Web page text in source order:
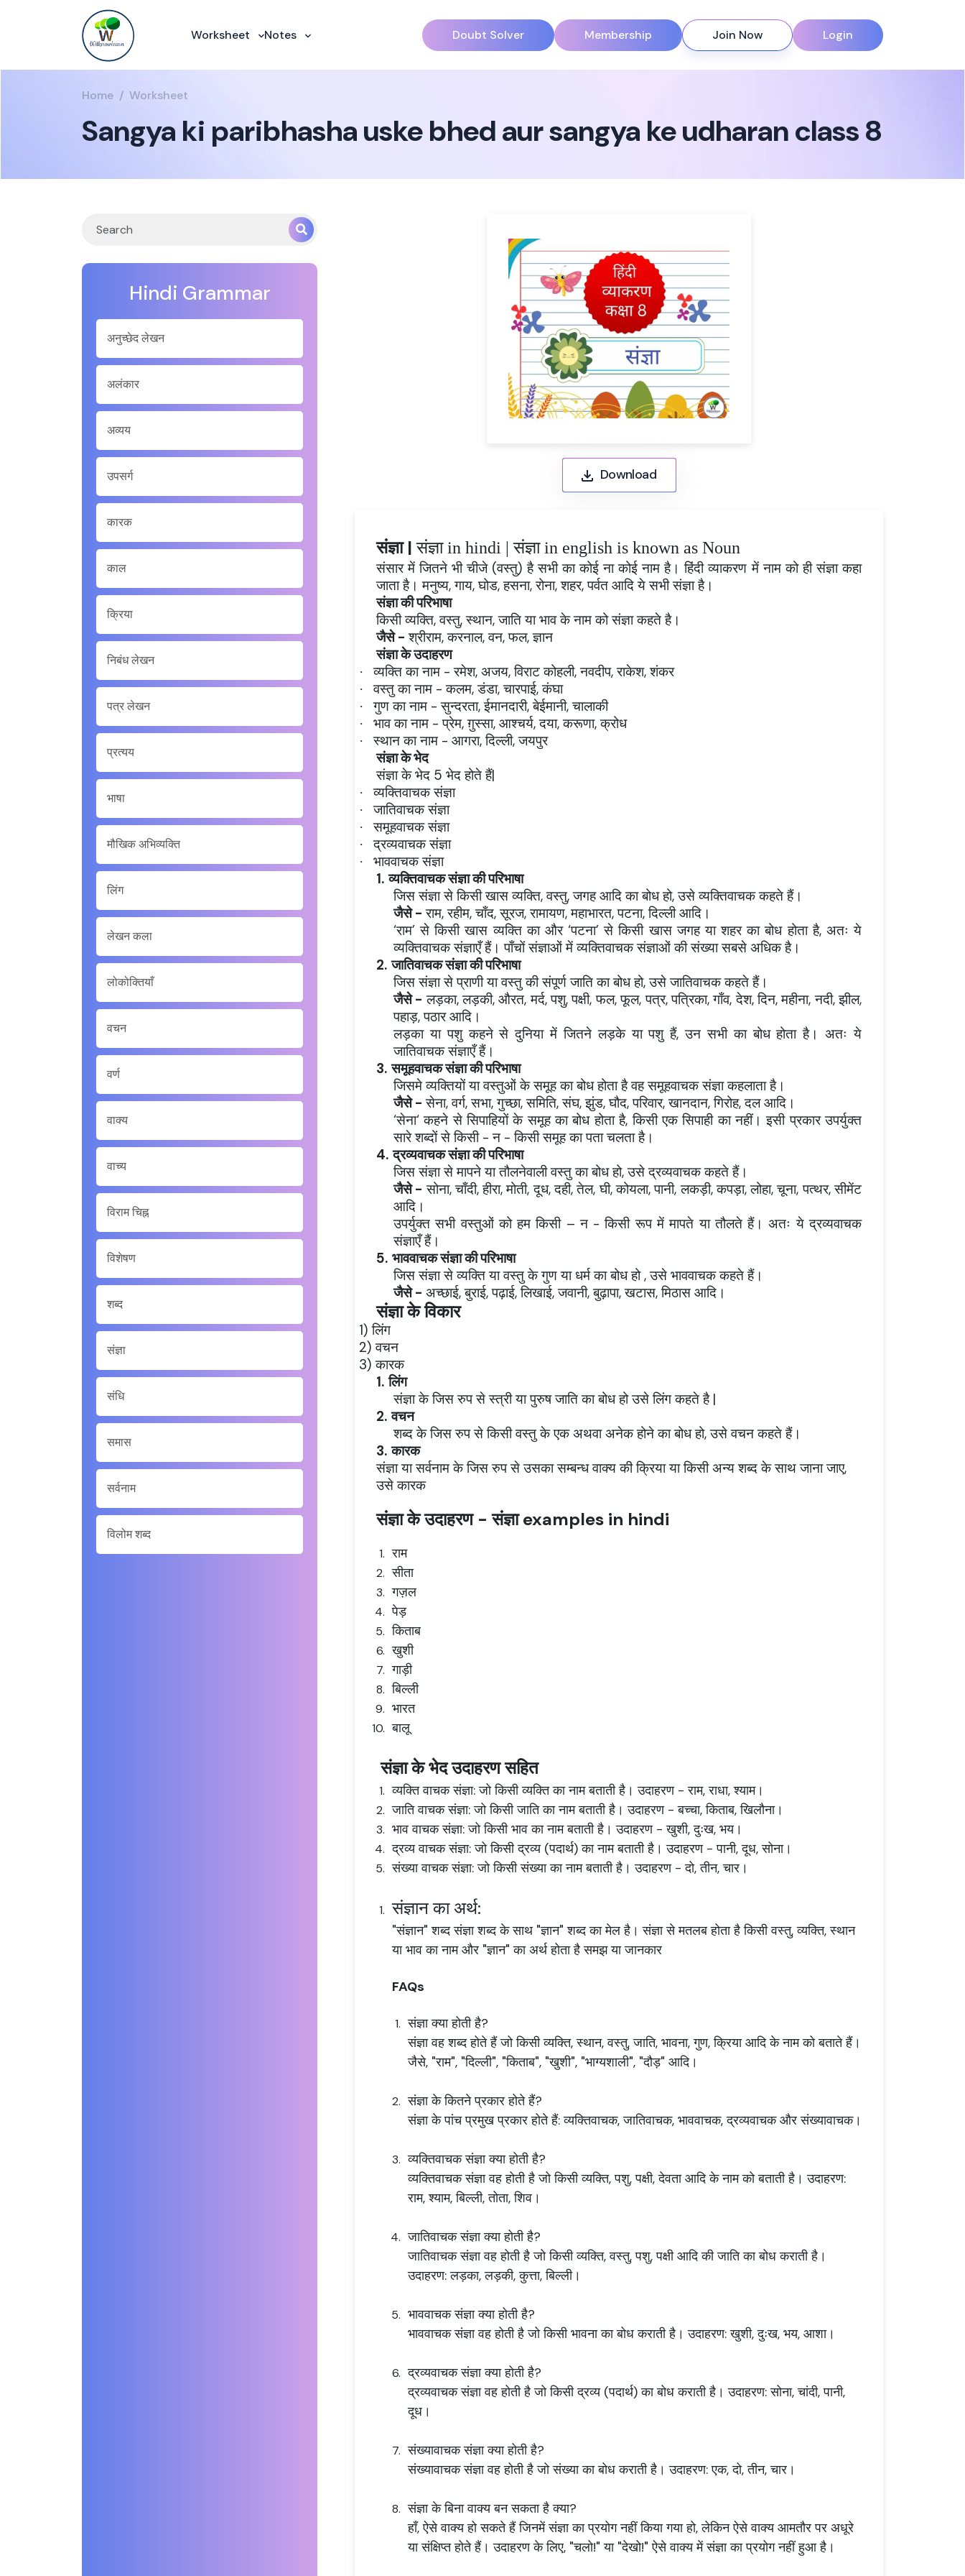
Worksheet Notes Doubt Solver Membership Join Now Login
Home Worksheet
Sangya ki paribhasha uske bhed aur sangya ke udharan class 8
Hindi Grammar
अनुच्छेद लेखन
अलंकार
अव्यय
उपसर्ग
कारक
काल
क्रिया
निबंध लेखन
पत्र लेखन
प्रत्यय
भाषा
मौखिक अभिव्यक्ति
लिंग
लेखन कला
लोकोक्तियाँ
वचन
वर्ण
वाक्य
वाच्य
विराम चिह्न
विशेषण
शब्द
संज्ञा
संधि
समास
सर्वनाम
विलोम शब्द
Download
संज्ञा |संज्ञा in hindi |संज्ञा in english is known as Noun
संसार में जितने भी चीजे (वस्तु) है सभी का कोई ना कोई नाम है। हिंदी व्याकरण में नाम को ही संज्ञा कहा
जाता है। मनुष्य, गाय, घोड, हसना, रोना, शहर, पर्वत आदि ये सभी संज्ञा है।
संज्ञा की परिभाषा
किसी व्यक्ति, वस्तु, स्थान, जाति या भाव के नाम को संज्ञा कहते है।
जैसे - श्रीराम, करनाल, वन, फल, ज्ञान
संज्ञा के उदाहरण
· व्यक्ति का नाम - रमेश, अजय, विराट कोहली, नवदीप, राकेश, शंकर
· वस्तु का नाम - कलम, डंडा, चारपाई, कंघा
· गुण का नाम - सुन्दरता, ईमानदारी, बेईमानी, चालाकी
· भाव का नाम - प्रेम, ग़ुस्सा, आश्चर्य, दया, करूणा, क्रोध
·
स्थान का नाम - आगरा, दिल्ली, जयपुर
संज्ञा के भेद
संज्ञा के भेद 5 भेद होते हैं|
· व्यक्तिवाचक संज्ञा
· जातिवाचक संज्ञा
· समूहवाचक संज्ञा
· द्रव्यवाचक संज्ञा
·
भाववाचक संज्ञा
1. व्यक्तिवाचक संज्ञा की परिभाषा
जिस संज्ञा से किसी खास व्यक्ति, वस्तु, जगह आदि का बोध हो, उसे व्यक्तिवाचक कहते हैं।
जैसे - राम, रहीम, चाँद, सूरज, रामायण, महाभारत, पटना, दिल्ली आदि।
‘राम’ से किसी खास व्यक्ति का और ‘पटना’ से किसी खास जगह या शहर का बोध होता है, अतः ये
व्यक्तिवाचक संज्ञाएँ हैं। पाँचों संज्ञाओं में व्यक्तिवाचक संज्ञाओं की संख्या सबसे अधिक है।
2. जातिवाचक संज्ञा की परिभाषा
जिस संज्ञा से प्राणी या वस्तु की संपूर्ण जाति का बोध हो, उसे जातिवाचक कहते हैं।
जैसे - लड़का, लड़की, औरत, मर्द, पशु, पक्षी, फल, फूल, पत्र, पत्रिका, गाँव, देश, दिन, महीना, नदी, झील,
पहाड़, पठार आदि।
लड़का या पशु कहने से दुनिया में जितने लड़के या पशु हैं, उन सभी का बोध होता है। अतः ये
जातिवाचक संज्ञाएँ हैं।
3. समूहवाचक संज्ञा की परिभाषा
जिसमे व्यक्तियों या वस्तुओं के समूह का बोध होता है वह समूहवाचक संज्ञा कहलाता है।
जैसे - सेना, वर्ग, सभा, गुच्छा, समिति, संघ, झुंड, घौद, परिवार, खानदान, गिरोह, दल आदि।
‘सेना‘ कहने से सिपाहियों के समूह का बोध होता है, किसी एक सिपाही का नहीं। इसी प्रकार उपर्युक्त
सारे शब्दों से किसी - न - किसी समूह का पता चलता है।
4. द्रव्यवाचक संज्ञा की परिभाषा
जिस संज्ञा से मापने या तौलनेवाली वस्तु का बोध हो, उसे द्रव्यवाचक कहते हैं।
जैसे - सोना, चाँदी, हीरा, मोती, दूध, दही, तेल, घी, कोयला, पानी, लकड़ी, कपड़ा, लोहा, चूना, पत्थर, सीमेंट
आदि।
उपर्युक्त सभी वस्तुओं को हम किसी – न - किसी रूप में मापते या तौलते हैं। अतः ये द्रव्यवाचक
संज्ञाएँ हैं।
5. भाववाचक संज्ञा की परिभाषा
जिस संज्ञा से व्यक्ति या वस्तु के गुण या धर्म का बोध हो , उसे भाववाचक कहते हैं।
जैसे - अच्छाई, बुराई, पढ़ाई, लिखाई, जवानी, बुढ़ापा, खटास, मिठास आदि।
संज्ञा के विकार
1) लिंग
2) वचन
3) कारक
1. लिंग
संज्ञा के जिस रुप से स्त्री या पुरुष जाति का बोध हो उसे लिंग कहते है |
2. वचन
शब्द के जिस रुप से किसी वस्तु के एक अथवा अनेक होने का बोध हो, उसे वचन कहते हैं।
3. कारक
संज्ञा या सर्वनाम के जिस रुप से उसका सम्बन्ध वाक्य की क्रिया या किसी अन्य शब्द के साथ जाना जाए,
उसे कारक
संज्ञा के उदाहरण -संज्ञा examples in hindi
राम
सीता
गज़ल
पेड़
किताब
खुशी
गाड़ी
बिल्ली
भारत
बालू
संज्ञा के भेद उदाहरण सहित
व्यक्ति वाचक संज्ञा: जो किसी व्यक्ति का नाम बताती है। उदाहरण - राम, राधा, श्याम।
जाति वाचक संज्ञा: जो किसी जाति का नाम बताती है। उदाहरण - बच्चा, किताब, खिलौना।
भाव वाचक संज्ञा: जो किसी भाव का नाम बताती है। उदाहरण - खुशी, दुःख, भय।
द्रव्य वाचक संज्ञा: जो किसी द्रव्य (पदार्थ) का नाम बताती है। उदाहरण - पानी, दूध, सोना।
संख्या वाचक संज्ञा: जो किसी संख्या का नाम बताती है। उदाहरण - दो, तीन, चार।
संज्ञान का अर्थ:
"संज्ञान" शब्द संज्ञा शब्द के साथ "ज्ञान" शब्द का मेल है। संज्ञा से मतलब होता है किसी वस्तु, व्यक्ति, स्थान
या भाव का नाम और "ज्ञान" का अर्थ होता है समझ या जानकार
FAQs
संज्ञा क्या होती है?
संज्ञा वह शब्द होते हैं जो किसी व्यक्ति, स्थान, वस्तु, जाति, भावना, गुण, क्रिया आदि के नाम को बताते हैं।
जैसे, "राम", "दिल्ली", "किताब", "खुशी", "भाग्यशाली", "दौड़" आदि।
संज्ञा के कितने प्रकार होते हैं?
संज्ञा के पांच प्रमुख प्रकार होते हैं: व्यक्तिवाचक, जातिवाचक, भाववाचक, द्रव्यवाचक और संख्यावाचक।
व्यक्तिवाचक संज्ञा क्या होती है?
व्यक्तिवाचक संज्ञा वह होती है जो किसी व्यक्ति, पशु, पक्षी, देवता आदि के नाम को बताती है। उदाहरण:
राम, श्याम, बिल्ली, तोता, शिव।
जातिवाचक संज्ञा क्या होती है?
जातिवाचक संज्ञा वह होती है जो किसी व्यक्ति, वस्तु, पशु, पक्षी आदि की जाति का बोध कराती है।
उदाहरण: लड़का, लड़की, कुत्ता, बिल्ली।
भाववाचक संज्ञा क्या होती है?
भाववाचक संज्ञा वह होती है जो किसी भावना का बोध कराती है। उदाहरण: खुशी, दुःख, भय, आशा।
द्रव्यवाचक संज्ञा क्या होती है?
द्रव्यवाचक संज्ञा वह होती है जो किसी द्रव्य (पदार्थ) का बोध कराती है। उदाहरण: सोना, चांदी, पानी,
दूध।
संख्यावाचक संज्ञा क्या होती है?
संख्यावाचक संज्ञा वह होती है जो संख्या का बोध कराती है। उदाहरण: एक, दो, तीन, चार।
संज्ञा के बिना वाक्य बन सकता है क्या?
हाँ, ऐसे वाक्य हो सकते हैं जिनमें संज्ञा का प्रयोग नहीं किया गया हो, लेकिन ऐसे वाक्य आमतौर पर अधूरे
या संक्षिप्त होते हैं। उदाहरण के लिए, "चलो!" या "देखो!" ऐसे वाक्य में संज्ञा का प्रयोग नहीं हुआ है।